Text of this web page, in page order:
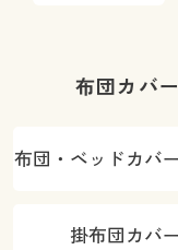
布団カバ
布団・ベッドカバ
掛布団カバー